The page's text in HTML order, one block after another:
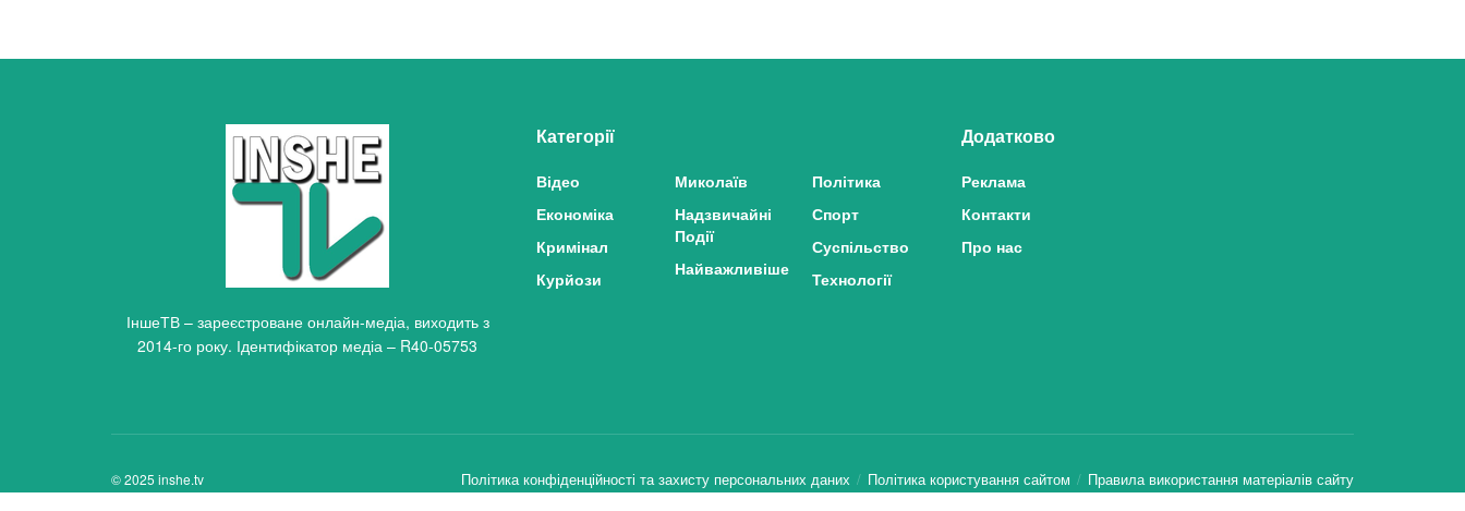
ІншеТВ – зареєстроване онлайн-медіа, виходить з
2014-го року. Ідентифікатор медіа – R40-05753
Категорії
Відео
Економіка
Кримінал
Курйози
Миколаїв
Надзвичайні
Події
Найважливіше
Політика
Спорт
Суспільство
Технології
Додатково
Реклама
Контакти
Про нас
Політика конфіденційності та захисту персональних даних Політика користування сайтом Правила використання матеріалів сайту
© 2025 inshe.tv